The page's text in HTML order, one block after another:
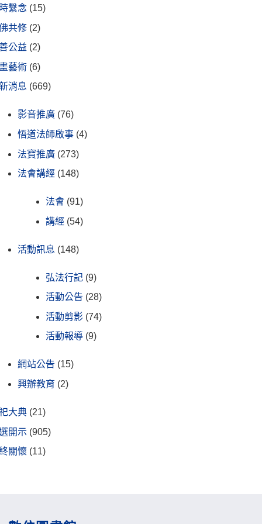
繫念 (15)
共修 (2)
公益 (2)
藝術 (6)
消息 (669)
影音推廣 (76)
悟道法師啟事 (4)
法寶推廣 (273)
法會講經 (148)
法會 (91)
講經 (54)
活動訊息 (148)
弘法行記 (9)
活動公告 (28)
活動剪影 (74)
活動報導 (9)
網站公告 (15)
興辦教育 (2)
大典 (21)
開示 (905)
關懷 (11)